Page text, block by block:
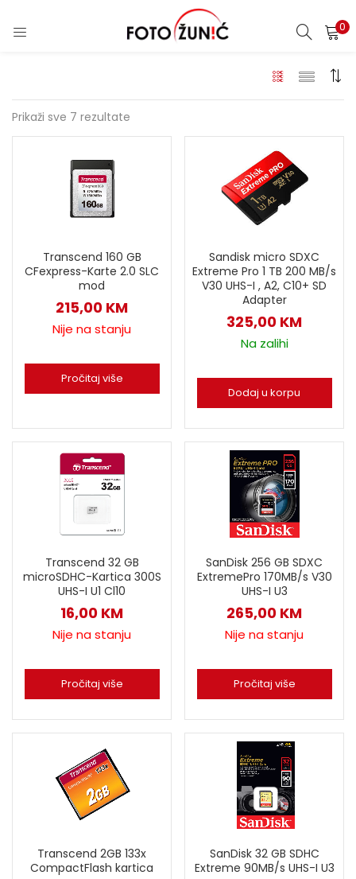
0
Prikaži sve 7 rezultate
Transcend 160 GB
CFexpress-Karte 2.0 SLC
mod
215,00 KM
Nije na stanju
Pročitaj više
Sandisk micro SDXC
Extreme Pro 1 TB 200 MB/s
V30 UHS-I , A2, C10+ SD
Adapter
325,00 KM
Na zalihi
Dodaj u korpu
Transcend 32 GB
microSDHC-Kartica 300S
UHS-I U1 Cl10
16,00 KM
Nije na stanju
Pročitaj više
SanDisk 256 GB SDXC
ExtremePro 170MB/s V30
UHS-I U3
265,00 KM
Nije na stanju
Pročitaj više
Transcend 2GB 133x
CompactFlash kartica
SanDisk 32 GB SDHC
Extreme 90MB/s UHS-I U3